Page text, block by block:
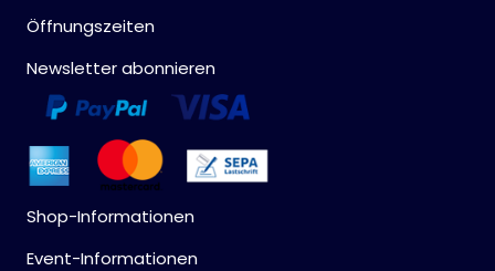
Öffnungszeiten
Newsletter abonnieren
Shop-Informationen
Event-Informationen